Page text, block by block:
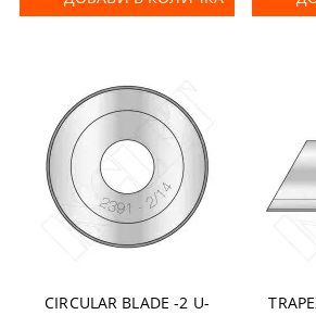
CIRCULAR BLADE -2 U-